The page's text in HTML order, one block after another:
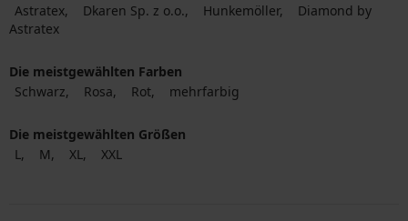
Astratex
Dkaren Sp. z o.o. Hunkemöller
Diamond by
Astratex
Die meistgewählten Farben
Schwarz
Rosa Rot mehrfarbig
Die meistgewählten Größen
L
M XL XXL